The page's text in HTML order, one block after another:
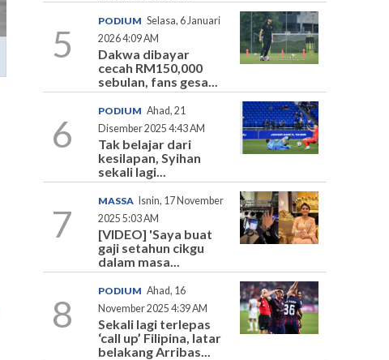
5
PODIUM Selasa, 6 Januari
2026 4:09 AM
Dakwa dibayar
cecah RM150,000
sebulan, fans gesa...
6
PODIUM Ahad, 21
Disember 2025 4:43 AM
Tak belajar dari
kesilapan, Syihan
sekali lagi...
7
MASSA
Isnin, 17 November
2025 5:03 AM
[VIDEO] 'Saya buat
gaji setahun cikgu
dalam masa...
8
PODIUM Ahad, 16
November 2025 4:39 AM
Sekali lagi terlepas
‘call up’ Filipina, latar
belakang Arribas...